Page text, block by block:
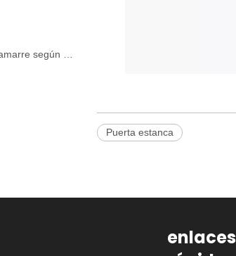
Puerta estanca
enlaces